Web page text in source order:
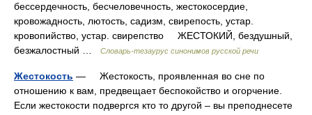
бессердечность, бесчеловечность, жестокосердие,
кровожадность, лютость, садизм, свирепость, устар.
кровопийство, устар. свирепство ЖЕСТОКИЙ, бездушный,
безжалостный …
Словарь-тезаурус синонимов русской речи
Жестокость — Жестокость, проявленная во сне по
отношению к вам, предвещает беспокойство и огорчение.
Если жестокости подвергся кто то другой – вы преподнесете